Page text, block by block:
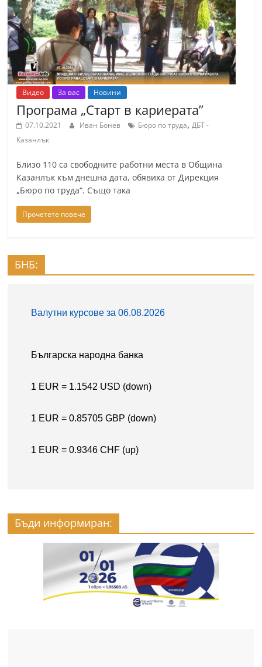
Видео За вас Новини
Програма „Старт в кариерата”
07.10.2021 Иван Бонев Бюро по труда,ДБТ -
Казанлък
Близо 110 са свободните работни места в Община
Казанлък към днешна дата, обявиха от Дирекция
„Бюро по труда“. Също така
Прочетете повече
БНБ:
Бъди информиран: